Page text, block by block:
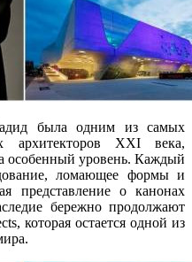
была одним из самых
архитекторов XXI века,
особенный уровень. Каждый
ломающее формы и
представление о канонах
бережно продолжают
которая остается одной из